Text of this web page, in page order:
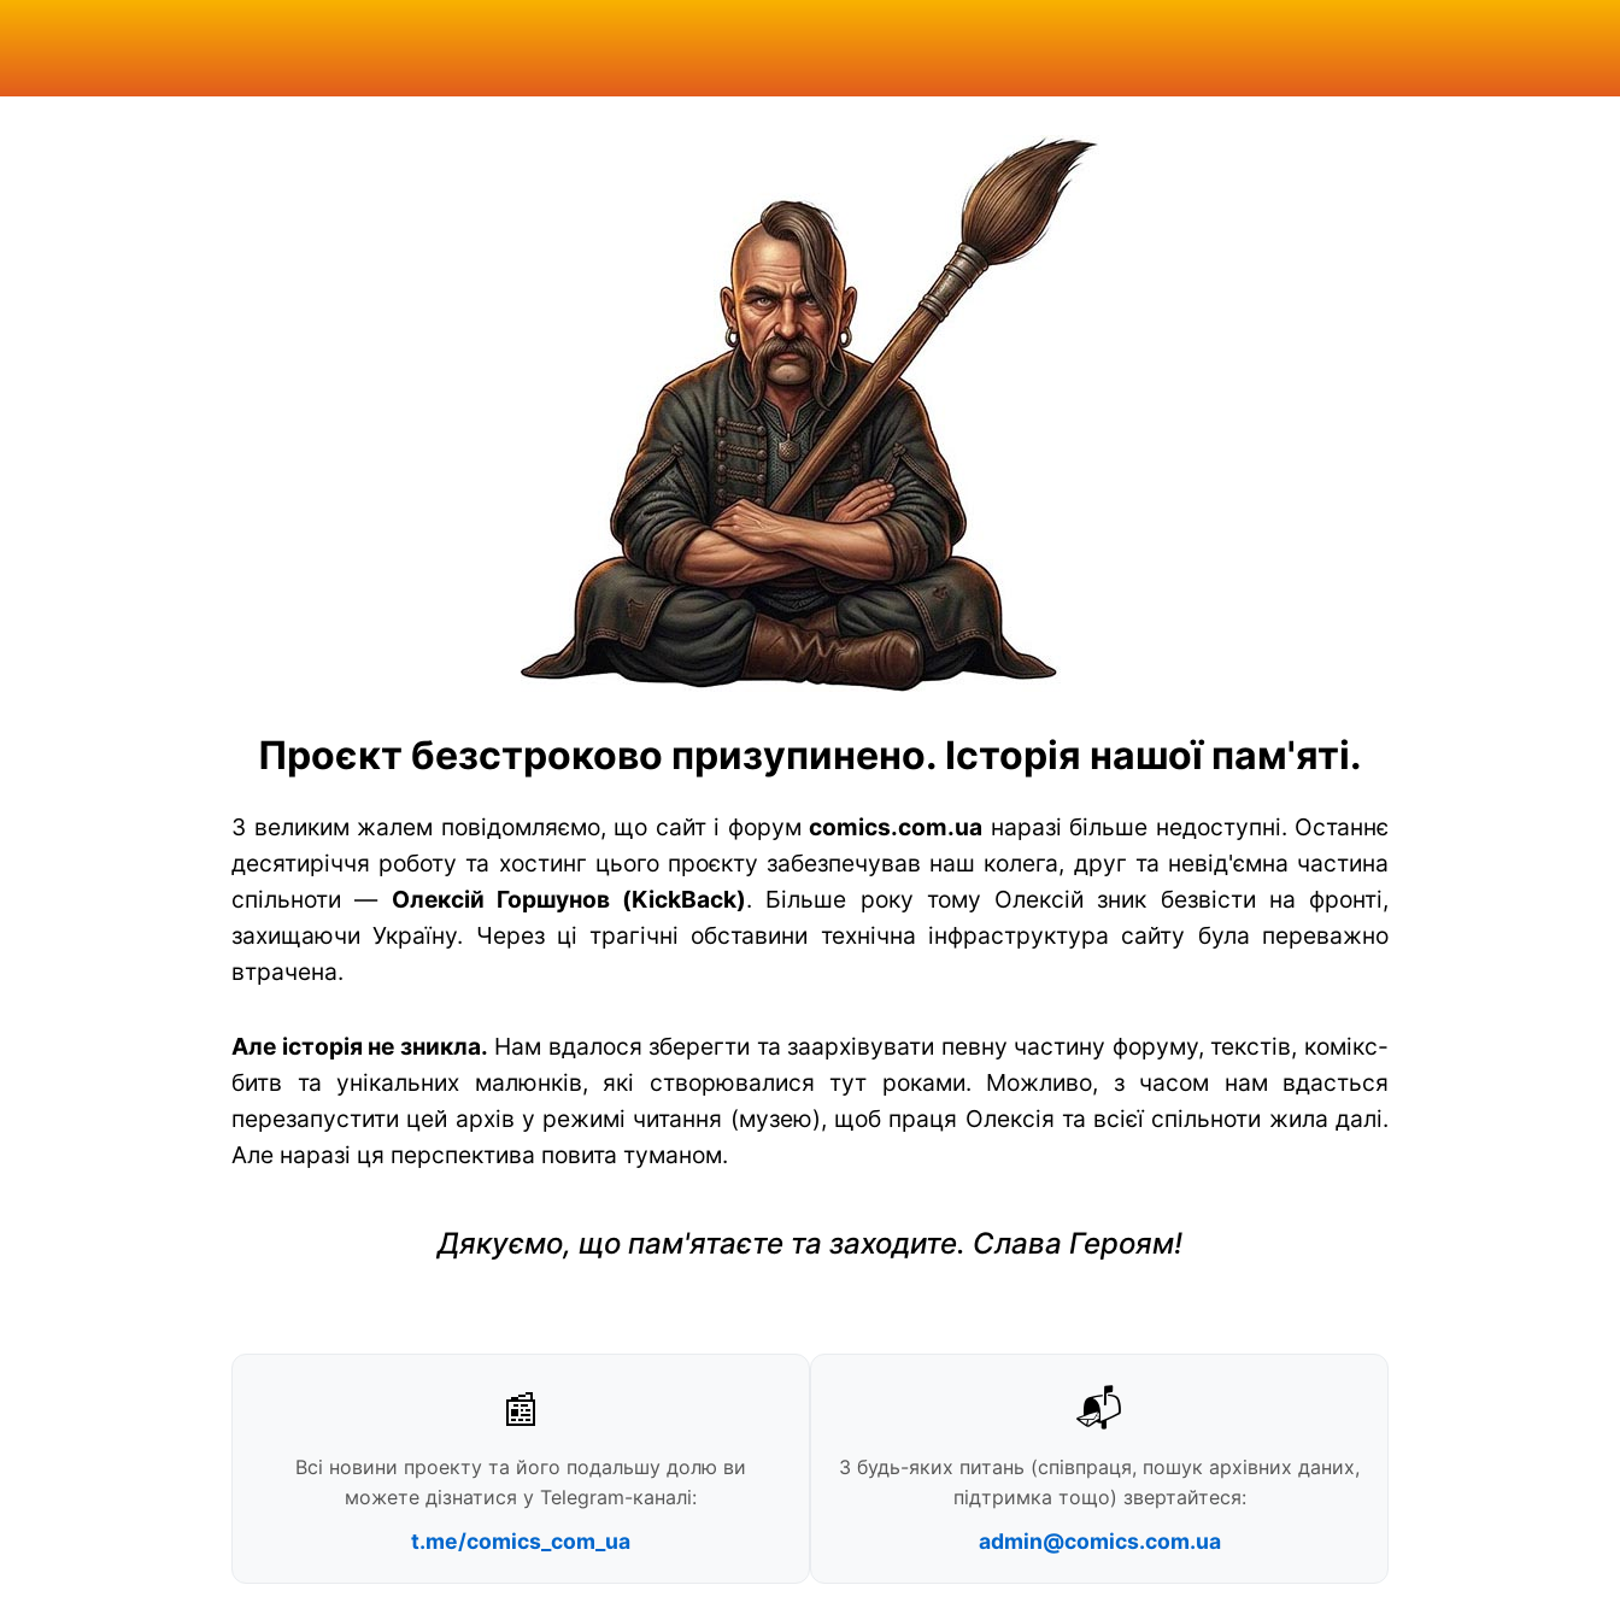
Проєкт безстроково призупинено. Історія нашої пам'яті.
З великим жалем повідомляємо, що сайт і форум comics.com.ua наразі більше недоступні. Останнє
десятиріччя роботу та хостинг цього проєкту забезпечував наш колега, друг та невід'ємна частина
спільноти — Олексій Горшунов (KickBack). Більше року тому Олексій зник безвісти на фронті,
захищаючи Україну. Через ці трагічні обставини технічна інфраструктура сайту була переважно
втрачена.
Але історія не зникла. Нам вдалося зберегти та заархівувати певну частину форуму, текстів, комікс-
битв та унікальних малюнків, які створювалися тут роками. Можливо, з часом нам вдасться
перезапустити цей архів у режимі читання (музею), щоб праця Олексія та всієї спільноти жила далі.
Але наразі ця перспектива повита туманом.
Дякуємо, що пам'ятаєте та заходите. Слава Героям!
📰
Всі новини проекту та його подальшу долю ви
можете дізнатися у Telegram-каналі:
t.me/comics_com_ua
📬
З будь-яких питань (співпраця, пошук архівних даних,
підтримка тощо) звертайтеся:
admin@comics.com.ua